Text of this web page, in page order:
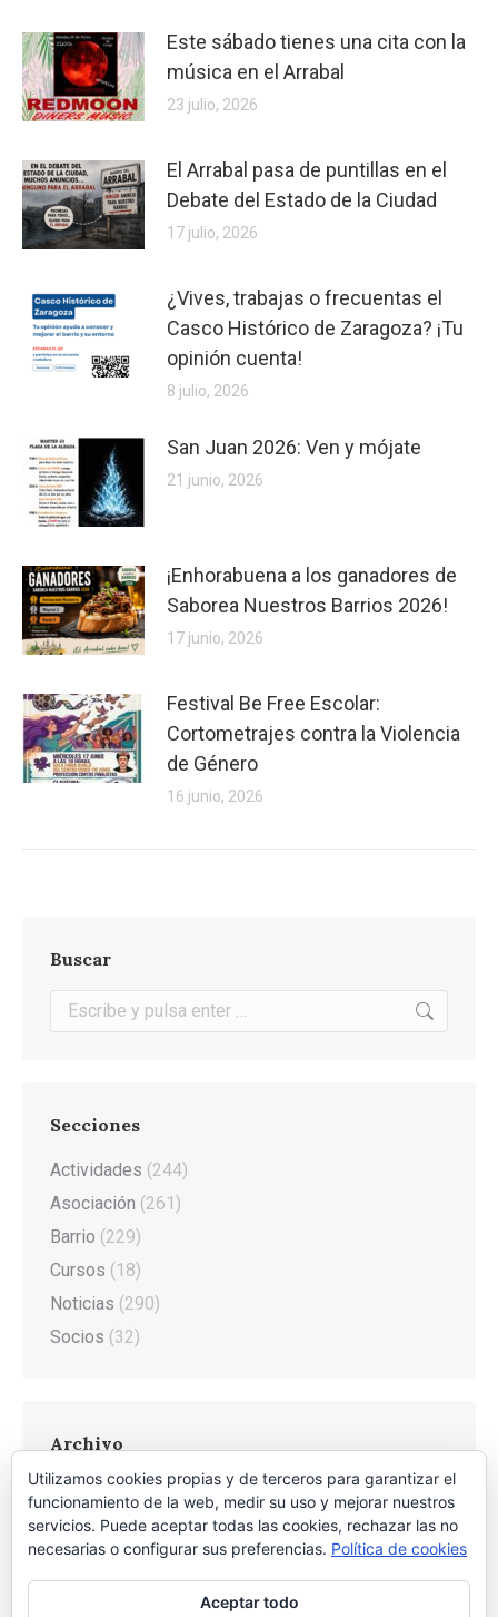
Este sábado tienes una cita con la
música en el Arrabal
23 julio, 2026
El Arrabal pasa de puntillas en el
Debate del Estado de la Ciudad
17 julio, 2026
¿Vives, trabajas o frecuentas el
Casco Histórico de Zaragoza? ¡Tu
opinión cuenta!
8 julio, 2026
San Juan 2026: Ven y mójate
21 junio, 2026
¡Enhorabuena a los ganadores de
Saborea Nuestros Barrios 2026!
17 junio, 2026
Festival Be Free Escolar:
Cortometrajes contra la Violencia
de Género
16 junio, 2026
Buscar
Buscar:
Secciones
Actividades (244)
Asociación (261)
Barrio (229)
Cursos (18)
Noticias (290)
Socios (32)
Archivo
Archivo
Utilizamos cookies propias y de terceros para garantizar el
funcionamiento de la web, medir su uso y mejorar nuestros
servicios. Puede aceptar todas las cookies, rechazar las no
necesarias o configurar sus preferencias. Política de cookies
Aceptar todo